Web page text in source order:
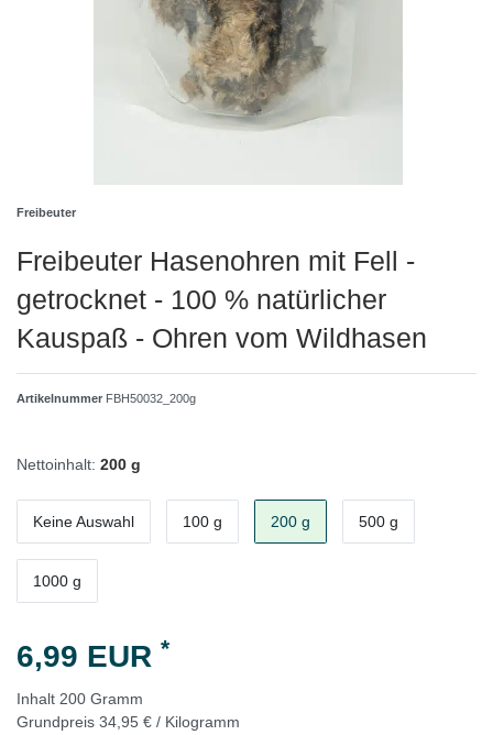
Freibeuter
Freibeuter Hasenohren mit Fell -
getrocknet - 100 % natürlicher
Kauspaß - Ohren vom Wildhasen
Artikelnummer FBH50032_200g
Nettoinhalt: 200 g
Keine Auswahl 100 g 200 g 500 g
1000 g
6,99 EUR *
Inhalt 200 Gramm
Grundpreis 34,95 € / Kilogramm